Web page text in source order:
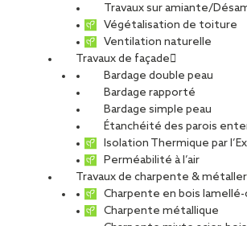
Travaux sur amiante/
Végétalisation de toiture
Ventilation naturelle
Travaux de façade
Bardage double peau
Bardage rapporté
Bardage simple peau
Étanchéité des parois
Isolation Thermique par
Perméabilité à l’air
Travaux de charpente &
Charpente en bois lamellé-
Charpente métallique